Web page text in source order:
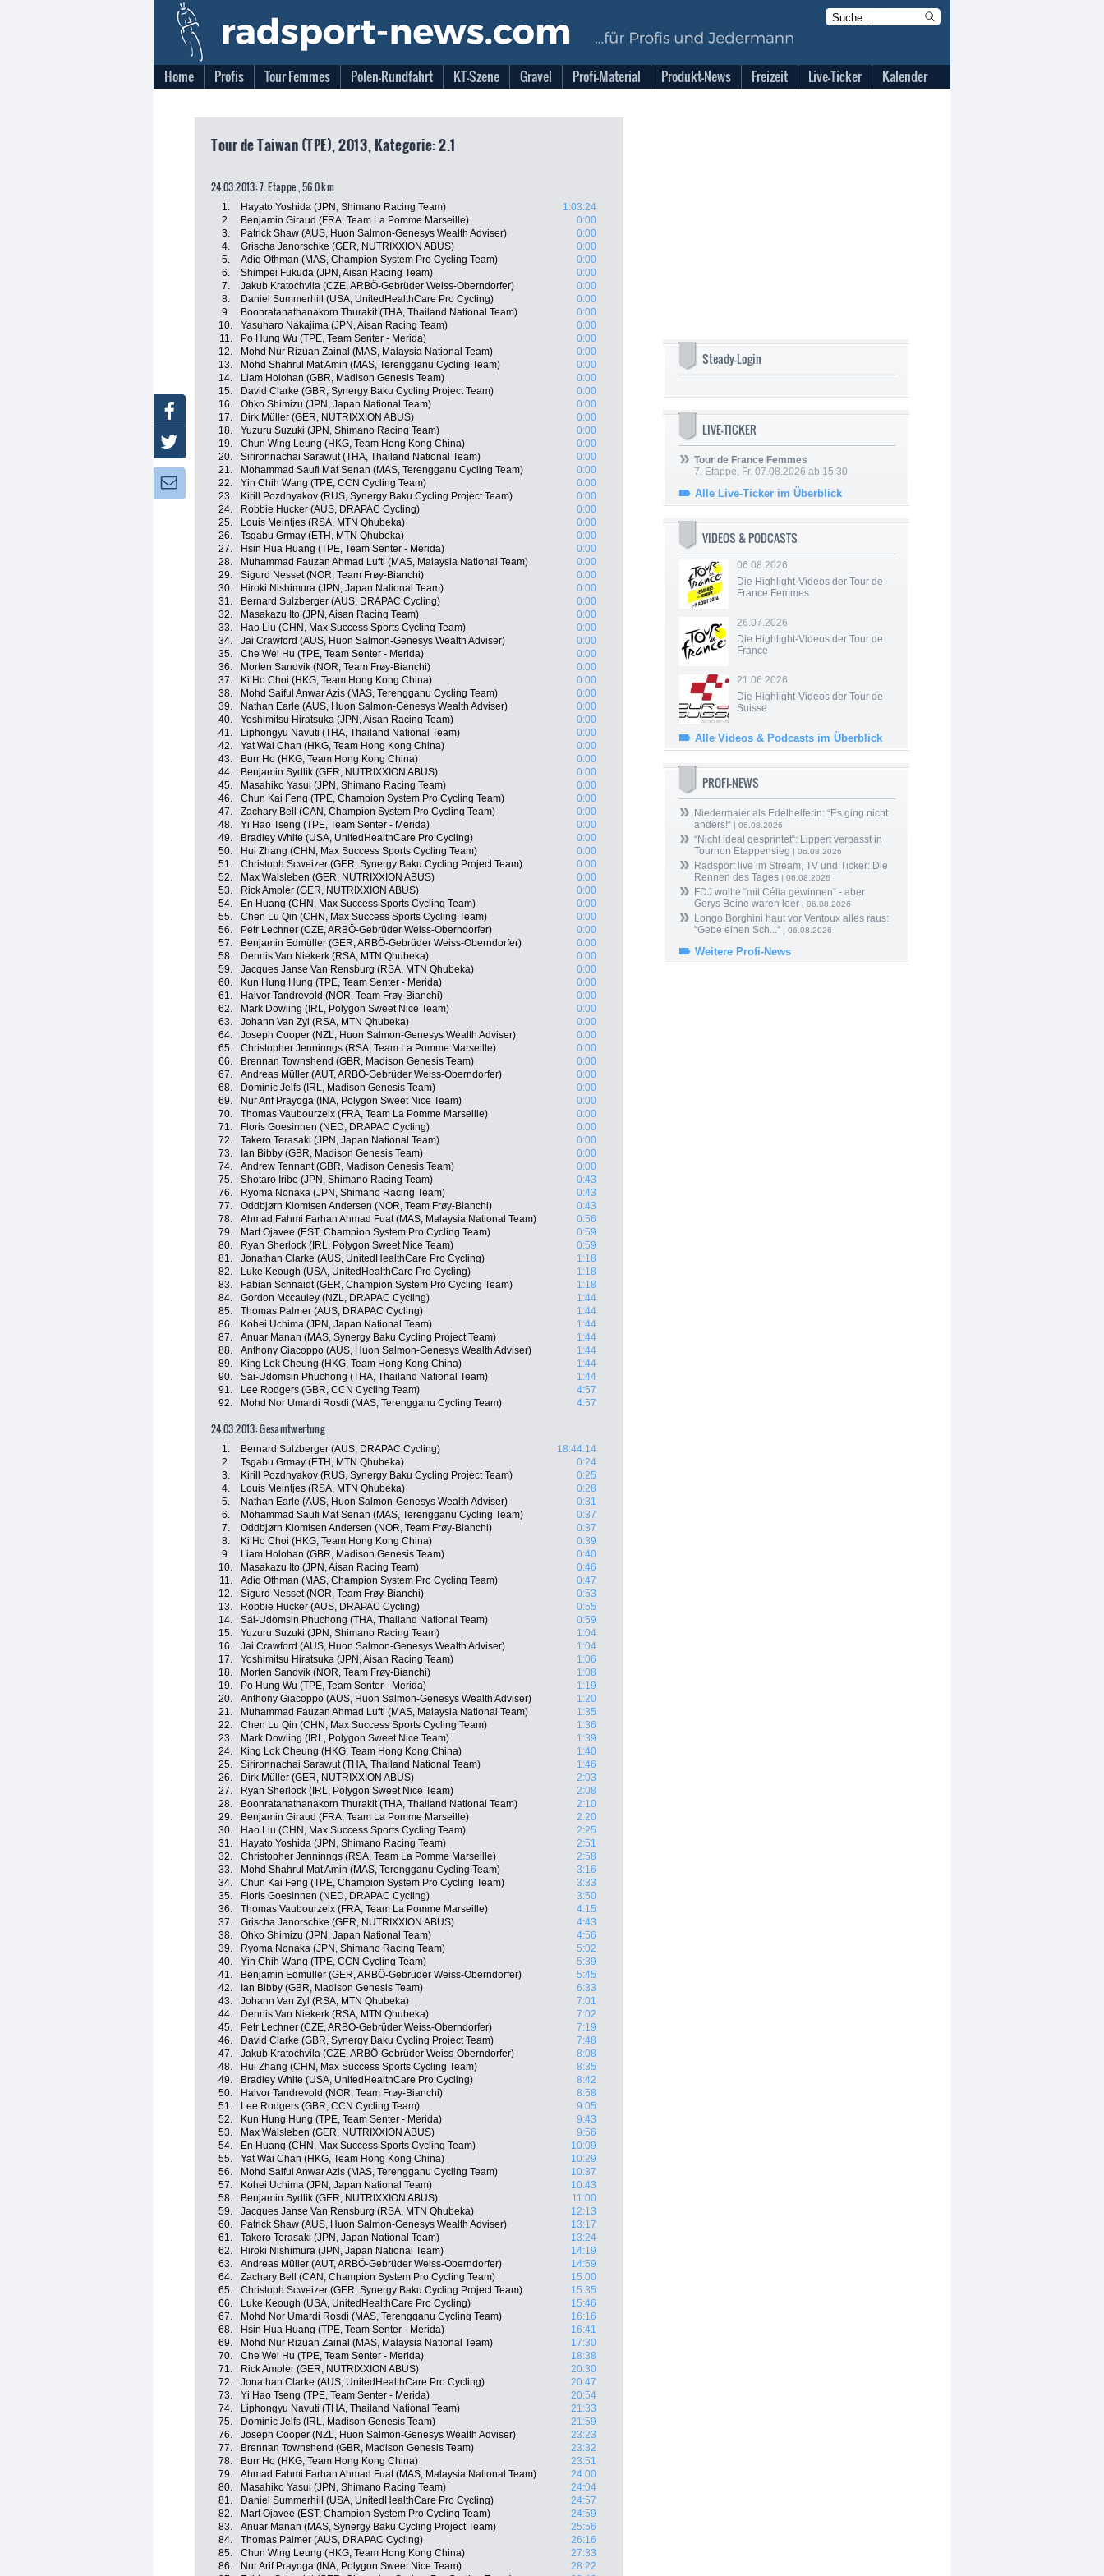
Home Profis Tour Femmes Polen-Rundfahrt KT-Szene Gravel Profi-Material Produkt-News Freizeit Live-Ticker Kalender
Tour de Taiwan (TPE), 2013, Kategorie: 2.1
24.03.2013: 7. Etappe , 56.0 km
1. Hayato Yoshida (JPN, Shimano Racing Team)
1:03:24
2.
Benjamin Giraud (FRA, Team La Pomme Marseille)
0:00
3.
Patrick Shaw (AUS, Huon Salmon-Genesys Wealth Adviser)
0:00
4.
Grischa Janorschke (GER, NUTRIXXION ABUS)
0:00
5.
Adiq Othman (MAS, Champion System Pro Cycling Team)
0:00
6.
Shimpei Fukuda (JPN, Aisan Racing Team)
0:00
7.
Jakub Kratochvila (CZE, ARBÖ-Gebrüder Weiss-Oberndorfer)
0:00
8.
Daniel Summerhill (USA, UnitedHealthCare Pro Cycling)
0:00
9.
Boonratanathanakorn Thurakit (THA, Thailand National Team)
0:00
10.
Yasuharo Nakajima (JPN, Aisan Racing Team)
0:00
11.
Po Hung Wu (TPE, Team Senter - Merida)
0:00
12.
Mohd Nur Rizuan Zainal (MAS, Malaysia National Team)
0:00
13.
Mohd Shahrul Mat Amin (MAS, Terengganu Cycling Team)
0:00
14.
Liam Holohan (GBR, Madison Genesis Team)
0:00
15.
David Clarke (GBR, Synergy Baku Cycling Project Team)
0:00
16.
Ohko Shimizu (JPN, Japan National Team)
0:00
17.
Dirk Müller (GER, NUTRIXXION ABUS)
0:00
18.
Yuzuru Suzuki (JPN, Shimano Racing Team)
0:00
19.
Chun Wing Leung (HKG, Team Hong Kong China)
0:00
20.
Sirironnachai Sarawut (THA, Thailand National Team)
0:00
21.
Mohammad Saufi Mat Senan (MAS, Terengganu Cycling Team)
0:00
22.
Yin Chih Wang (TPE, CCN Cycling Team)
0:00
23.
Kirill Pozdnyakov (RUS, Synergy Baku Cycling Project Team)
0:00
24.
Robbie Hucker (AUS, DRAPAC Cycling)
0:00
25.
Louis Meintjes (RSA, MTN Qhubeka)
0:00
26.
Tsgabu Grmay (ETH, MTN Qhubeka)
0:00
27.
Hsin Hua Huang (TPE, Team Senter - Merida)
0:00
28.
Muhammad Fauzan Ahmad Lufti (MAS, Malaysia National Team)
0:00
29.
Sigurd Nesset (NOR, Team Frøy-Bianchi)
0:00
30.
Hiroki Nishimura (JPN, Japan National Team)
0:00
31.
Bernard Sulzberger (AUS, DRAPAC Cycling)
0:00
32.
Masakazu Ito (JPN, Aisan Racing Team)
0:00
33.
Hao Liu (CHN, Max Success Sports Cycling Team)
0:00
34.
Jai Crawford (AUS, Huon Salmon-Genesys Wealth Adviser)
0:00
35.
Che Wei Hu (TPE, Team Senter - Merida)
0:00
36.
Morten Sandvik (NOR, Team Frøy-Bianchi)
0:00
37.
Ki Ho Choi (HKG, Team Hong Kong China)
0:00
38.
Mohd Saiful Anwar Azis (MAS, Terengganu Cycling Team)
0:00
39.
Nathan Earle (AUS, Huon Salmon-Genesys Wealth Adviser)
0:00
40.
Yoshimitsu Hiratsuka (JPN, Aisan Racing Team)
0:00
41.
Liphongyu Navuti (THA, Thailand National Team)
0:00
42.
Yat Wai Chan (HKG, Team Hong Kong China)
0:00
43.
Burr Ho (HKG, Team Hong Kong China)
0:00
44.
Benjamin Sydlik (GER, NUTRIXXION ABUS)
0:00
45.
Masahiko Yasui (JPN, Shimano Racing Team)
0:00
46.
Chun Kai Feng (TPE, Champion System Pro Cycling Team)
0:00
47.
Zachary Bell (CAN, Champion System Pro Cycling Team)
0:00
48.
Yi Hao Tseng (TPE, Team Senter - Merida)
0:00
49.
Bradley White (USA, UnitedHealthCare Pro Cycling)
0:00
50.
Hui Zhang (CHN, Max Success Sports Cycling Team)
0:00
51.
Christoph Scweizer (GER, Synergy Baku Cycling Project Team)
0:00
52.
Max Walsleben (GER, NUTRIXXION ABUS)
0:00
53.
Rick Ampler (GER, NUTRIXXION ABUS)
0:00
54.
En Huang (CHN, Max Success Sports Cycling Team)
0:00
55.
Chen Lu Qin (CHN, Max Success Sports Cycling Team)
0:00
56.
Petr Lechner (CZE, ARBÖ-Gebrüder Weiss-Oberndorfer)
0:00
57.
Benjamin Edmüller (GER, ARBÖ-Gebrüder Weiss-Oberndorfer)
0:00
58.
Dennis Van Niekerk (RSA, MTN Qhubeka)
0:00
59.
Jacques Janse Van Rensburg (RSA, MTN Qhubeka)
0:00
60.
Kun Hung Hung (TPE, Team Senter - Merida)
0:00
61.
Halvor Tandrevold (NOR, Team Frøy-Bianchi)
0:00
62.
Mark Dowling (IRL, Polygon Sweet Nice Team)
0:00
63.
Johann Van Zyl (RSA, MTN Qhubeka)
0:00
64.
Joseph Cooper (NZL, Huon Salmon-Genesys Wealth Adviser)
0:00
65.
Christopher Jenninngs (RSA, Team La Pomme Marseille)
0:00
66.
Brennan Townshend (GBR, Madison Genesis Team)
0:00
67.
Andreas Müller (AUT, ARBÖ-Gebrüder Weiss-Oberndorfer)
0:00
68.
Dominic Jelfs (IRL, Madison Genesis Team)
0:00
69.
Nur Arif Prayoga (INA, Polygon Sweet Nice Team)
0:00
70.
Thomas Vaubourzeix (FRA, Team La Pomme Marseille)
0:00
71.
Floris Goesinnen (NED, DRAPAC Cycling)
0:00
72.
Takero Terasaki (JPN, Japan National Team)
0:00
73.
Ian Bibby (GBR, Madison Genesis Team)
0:00
74.
Andrew Tennant (GBR, Madison Genesis Team)
0:00
75.
Shotaro Iribe (JPN, Shimano Racing Team)
0:43
76.
Ryoma Nonaka (JPN, Shimano Racing Team)
0:43
77.
Oddbjørn Klomtsen Andersen (NOR, Team Frøy-Bianchi)
0:43
78.
Ahmad Fahmi Farhan Ahmad Fuat (MAS, Malaysia National Team)
0:56
79.
Mart Ojavee (EST, Champion System Pro Cycling Team)
0:59
80.
Ryan Sherlock (IRL, Polygon Sweet Nice Team)
0:59
81.
Jonathan Clarke (AUS, UnitedHealthCare Pro Cycling)
1:18
82.
Luke Keough (USA, UnitedHealthCare Pro Cycling)
1:18
83.
Fabian Schnaidt (GER, Champion System Pro Cycling Team)
1:18
84.
Gordon Mccauley (NZL, DRAPAC Cycling)
1:44
85.
Thomas Palmer (AUS, DRAPAC Cycling)
1:44
86.
Kohei Uchima (JPN, Japan National Team)
1:44
87.
Anuar Manan (MAS, Synergy Baku Cycling Project Team)
1:44
88.
Anthony Giacoppo (AUS, Huon Salmon-Genesys Wealth Adviser)
1:44
89.
King Lok Cheung (HKG, Team Hong Kong China)
1:44
90.
Sai-Udomsin Phuchong (THA, Thailand National Team)
1:44
91.
Lee Rodgers (GBR, CCN Cycling Team)
4:57
92.
Mohd Nor Umardi Rosdi (MAS, Terengganu Cycling Team) 4:57
24.03.2013: Gesamtwertung
1. Bernard Sulzberger (AUS, DRAPAC Cycling)
18:44:14
2.
Tsgabu Grmay (ETH, MTN Qhubeka)
0:24
3.
Kirill Pozdnyakov (RUS, Synergy Baku Cycling Project Team)
0:25
4.
Louis Meintjes (RSA, MTN Qhubeka)
0:28
5.
Nathan Earle (AUS, Huon Salmon-Genesys Wealth Adviser)
0:31
6.
Mohammad Saufi Mat Senan (MAS, Terengganu Cycling Team)
0:37
7.
Oddbjørn Klomtsen Andersen (NOR, Team Frøy-Bianchi)
0:37
8.
Ki Ho Choi (HKG, Team Hong Kong China)
0:39
9.
Liam Holohan (GBR, Madison Genesis Team)
0:40
10.
Masakazu Ito (JPN, Aisan Racing Team)
0:46
11.
Adiq Othman (MAS, Champion System Pro Cycling Team)
0:47
12.
Sigurd Nesset (NOR, Team Frøy-Bianchi)
0:53
13.
Robbie Hucker (AUS, DRAPAC Cycling)
0:55
14.
Sai-Udomsin Phuchong (THA, Thailand National Team)
0:59
15.
Yuzuru Suzuki (JPN, Shimano Racing Team)
1:04
16.
Jai Crawford (AUS, Huon Salmon-Genesys Wealth Adviser)
1:04
17.
Yoshimitsu Hiratsuka (JPN, Aisan Racing Team)
1:06
18.
Morten Sandvik (NOR, Team Frøy-Bianchi)
1:08
19.
Po Hung Wu (TPE, Team Senter - Merida)
1:19
20.
Anthony Giacoppo (AUS, Huon Salmon-Genesys Wealth Adviser)
1:20
21.
Muhammad Fauzan Ahmad Lufti (MAS, Malaysia National Team)
1:35
22.
Chen Lu Qin (CHN, Max Success Sports Cycling Team)
1:36
23.
Mark Dowling (IRL, Polygon Sweet Nice Team)
1:39
24.
King Lok Cheung (HKG, Team Hong Kong China)
1:40
25.
Sirironnachai Sarawut (THA, Thailand National Team)
1:46
26.
Dirk Müller (GER, NUTRIXXION ABUS)
2:03
27.
Ryan Sherlock (IRL, Polygon Sweet Nice Team)
2:08
28.
Boonratanathanakorn Thurakit (THA, Thailand National Team)
2:10
29.
Benjamin Giraud (FRA, Team La Pomme Marseille)
2:20
30.
Hao Liu (CHN, Max Success Sports Cycling Team)
2:25
31.
Hayato Yoshida (JPN, Shimano Racing Team)
2:51
32.
Christopher Jenninngs (RSA, Team La Pomme Marseille)
2:58
33.
Mohd Shahrul Mat Amin (MAS, Terengganu Cycling Team)
3:16
34.
Chun Kai Feng (TPE, Champion System Pro Cycling Team)
3:33
35.
Floris Goesinnen (NED, DRAPAC Cycling)
3:50
36.
Thomas Vaubourzeix (FRA, Team La Pomme Marseille)
4:15
37.
Grischa Janorschke (GER, NUTRIXXION ABUS)
4:43
38.
Ohko Shimizu (JPN, Japan National Team)
4:56
39.
Ryoma Nonaka (JPN, Shimano Racing Team)
5:02
40.
Yin Chih Wang (TPE, CCN Cycling Team)
5:39
41.
Benjamin Edmüller (GER, ARBÖ-Gebrüder Weiss-Oberndorfer)
5:45
42.
Ian Bibby (GBR, Madison Genesis Team)
6:33
43.
Johann Van Zyl (RSA, MTN Qhubeka)
7:01
44.
Dennis Van Niekerk (RSA, MTN Qhubeka)
7:02
45.
Petr Lechner (CZE, ARBÖ-Gebrüder Weiss-Oberndorfer)
7:19
46.
David Clarke (GBR, Synergy Baku Cycling Project Team)
7:48
47.
Jakub Kratochvila (CZE, ARBÖ-Gebrüder Weiss-Oberndorfer)
8:08
48.
Hui Zhang (CHN, Max Success Sports Cycling Team)
8:35
49.
Bradley White (USA, UnitedHealthCare Pro Cycling)
8:42
50.
Halvor Tandrevold (NOR, Team Frøy-Bianchi)
8:58
51.
Lee Rodgers (GBR, CCN Cycling Team)
9:05
52.
Kun Hung Hung (TPE, Team Senter - Merida)
9:43
53.
Max Walsleben (GER, NUTRIXXION ABUS)
9:56
54.
En Huang (CHN, Max Success Sports Cycling Team)
10:09
55.
Yat Wai Chan (HKG, Team Hong Kong China)
10:29
56.
Mohd Saiful Anwar Azis (MAS, Terengganu Cycling Team)
10:37
57.
Kohei Uchima (JPN, Japan National Team)
10:43
58.
Benjamin Sydlik (GER, NUTRIXXION ABUS)
11:00
59.
Jacques Janse Van Rensburg (RSA, MTN Qhubeka)
12:13
60.
Patrick Shaw (AUS, Huon Salmon-Genesys Wealth Adviser)
13:17
61.
Takero Terasaki (JPN, Japan National Team)
13:24
62.
Hiroki Nishimura (JPN, Japan National Team)
14:19
63.
Andreas Müller (AUT, ARBÖ-Gebrüder Weiss-Oberndorfer)
14:59
64.
Zachary Bell (CAN, Champion System Pro Cycling Team)
15:00
65.
Christoph Scweizer (GER, Synergy Baku Cycling Project Team)
15:35
66.
Luke Keough (USA, UnitedHealthCare Pro Cycling)
15:46
67.
Mohd Nor Umardi Rosdi (MAS, Terengganu Cycling Team)
16:16
68.
Hsin Hua Huang (TPE, Team Senter - Merida)
16:41
69.
Mohd Nur Rizuan Zainal (MAS, Malaysia National Team)
17:30
70.
Che Wei Hu (TPE, Team Senter - Merida)
18:38
71.
Rick Ampler (GER, NUTRIXXION ABUS)
20:30
72.
Jonathan Clarke (AUS, UnitedHealthCare Pro Cycling)
20:47
73.
Yi Hao Tseng (TPE, Team Senter - Merida)
20:54
74.
Liphongyu Navuti (THA, Thailand National Team)
21:33
75.
Dominic Jelfs (IRL, Madison Genesis Team)
21:59
76.
Joseph Cooper (NZL, Huon Salmon-Genesys Wealth Adviser)
23:23
77.
Brennan Townshend (GBR, Madison Genesis Team)
23:32
78.
Burr Ho (HKG, Team Hong Kong China)
23:51
79.
Ahmad Fahmi Farhan Ahmad Fuat (MAS, Malaysia National Team)
24:00
80.
Masahiko Yasui (JPN, Shimano Racing Team)
24:04
81.
Daniel Summerhill (USA, UnitedHealthCare Pro Cycling)
24:57
82.
Mart Ojavee (EST, Champion System Pro Cycling Team)
24:59
83.
Anuar Manan (MAS, Synergy Baku Cycling Project Team)
25:56
84.
Thomas Palmer (AUS, DRAPAC Cycling)
26:16
85.
Chun Wing Leung (HKG, Team Hong Kong China)
27:33
86.
Nur Arif Prayoga (INA, Polygon Sweet Nice Team)
28:22
Steady-Login
LIVE-TICKER
Tour de France Femmes
7. Etappe, Fr. 07.08.2026 ab 15:30
Alle Live-Ticker im Überblick
VIDEOS & PODCASTS
06.08.2026
Die Highlight-Videos der Tour de
France Femmes
26.07.2026
Die Highlight-Videos der Tour de
France
21.06.2026
Die Highlight-Videos der Tour de
Suisse
Alle Videos & Podcasts im Überblick
PROFI-NEWS
Niedermaier als Edelhelferin: “Es ging nicht
anders!“ | 06.08.2026
“Nicht ideal gesprintet“: Lippert verpasst in
Tournon Etappensieg | 06.08.2026
Radsport live im Stream, TV und Ticker: Die
Rennen des Tages | 06.08.2026
FDJ wollte “mit Célia gewinnen“ - aber
Gerys Beine waren leer | 06.08.2026
Longo Borghini haut vor Ventoux alles raus:
“Gebe einen Sch...“ | 06.08.2026
Weitere Profi-News
Facebook
Twitter
Newsletter: